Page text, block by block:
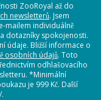
ZooRoyal až do
newsletterů. Jsem
mailem individuálně
dotazníky spokojenosti.
údaje. Bližší informace o
osobních údajů. Toto
odhlašovacího
*Minimální
je 999 Kč. Další